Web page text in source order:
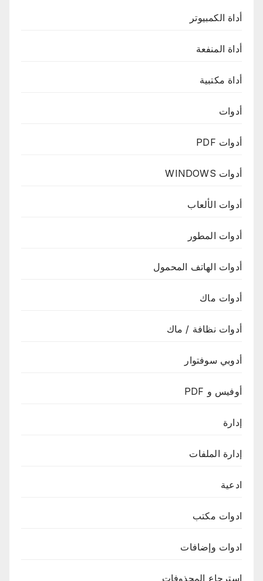
أداة الكمبيوتر
أداة المنفعة
أداة مكتبية
أدوات
أدوات PDF
أدوات WINDOWS
أدوات الألعاب
أدوات المطور
أدوات الهاتف المحمول
أدوات ماك
أدوات نظافة / ماك
أدوبي سوفتوار
أوفيس و PDF
إدارة
إدارة الملفات
ادعية
ادوات مكتب
ادوات وإضافات
استرجاع المحذوفات